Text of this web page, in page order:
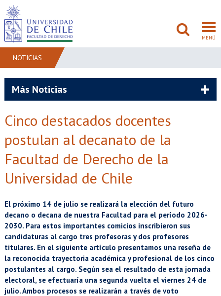
MENÚ
ADMISIÓN
INVESTIGACIÓN
BIBLIOTECAS
EXTENSIÓN
Académicos Estudiantes
Egresados Funcionarios
NOTICIAS
Más Noticias
Cinco destacados docentes
postulan al decanato de la
Facultad de Derecho de la
Universidad de Chile
El próximo 14 de julio se realizará la elección del futuro
decano o decana de nuestra Facultad para el período 2026-
2030. Para estos importantes comicios inscribieron sus
candidaturas al cargo tres profesoras y dos profesores
titulares. En el siguiente artículo presentamos una reseña de
la reconocida trayectoria académica y profesional de los cinco
postulantes al cargo. Según sea el resultado de esta jornada
electoral, se efectuaría una segunda vuelta el viernes 24 de
julio. Ambos procesos se realizarán a través de voto